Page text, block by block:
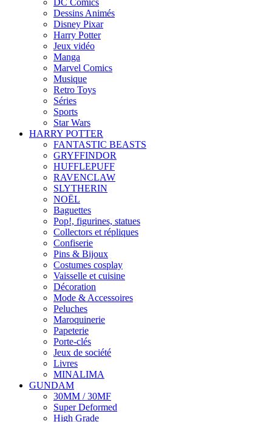
DC Comics
Dessins Animés
Disney Pixar
Harry Potter
Jeux vidéo
Manga
Marvel Comics
Musique
Retro Toys
Séries
Sports
Star Wars
HARRY POTTER
FANTASTIC BEASTS
GRYFFINDOR
HUFFLEPUFF
RAVENCLAW
SLYTHERIN
NOËL
Baguettes
Pop!, figurines, statues
Collectors et répliques
Confiserie
Pins & Bijoux
Costumes cosplay
Vaisselle et cuisine
Décoration
Mode & Accessoires
Peluches
Maroquinerie
Papeterie
Porte-clés
Jeux de société
Livres
MINALIMA
GUNDAM
30MM / 30MF
Super Deformed
High Grade